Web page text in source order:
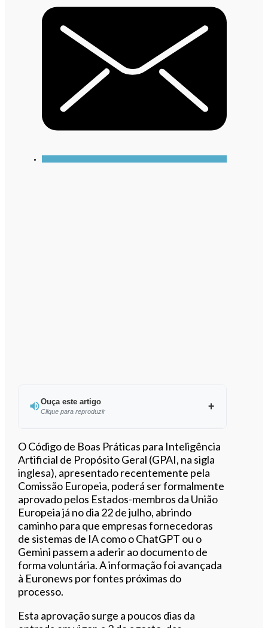
Ouça este artigo
Clique para reproduzir
Ouvir este artigo
O Código de Boas Práticas para Inteligência
Artificial de Propósito Geral (GPAI, na sigla
inglesa), apresentado recentemente pela
Comissão Europeia, poderá ser formalmente
aprovado pelos Estados-membros da União
Europeia já no dia 22 de julho, abrindo
caminho para que empresas fornecedoras
de sistemas de IA como o ChatGPT ou o
Gemini passem a aderir ao documento de
forma voluntária. A informação foi avançada
à Euronews por fontes próximas do
processo.
Esta aprovação surge a poucos dias da